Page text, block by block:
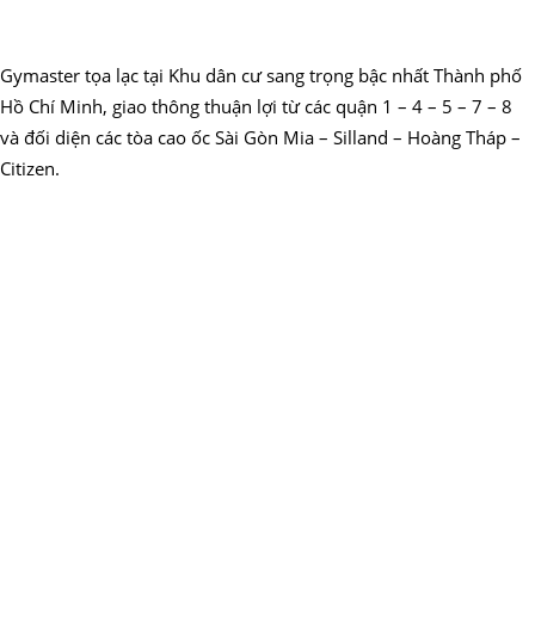
Gymaster tọa lạc tại Khu dân cư sang trọng bậc nhất Thành phố
Hồ Chí Minh, giao thông thuận lợi từ các quận 1 – 4 – 5 – 7 – 8
và đối diện các tòa cao ốc Sài Gòn Mia – Silland – Hoàng Tháp –
Citizen.